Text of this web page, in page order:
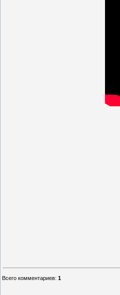
Всего комментариев: 1